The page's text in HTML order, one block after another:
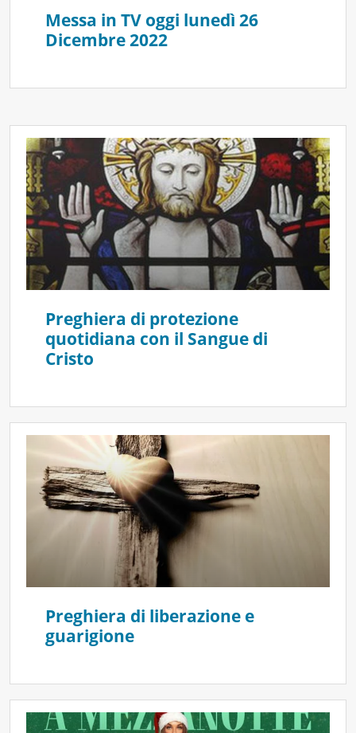
Messa in TV oggi lunedì 26
Dicembre 2022
Preghiera di protezione
quotidiana con il Sangue di
Cristo
Preghiera di liberazione e
guarigione